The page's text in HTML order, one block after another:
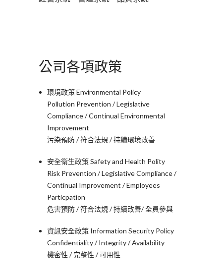
公司各項政策
環境政策 Environmental Policy
Pollution Prevention / Legislative
Compliance / Continual Environmental
Improvement
污染預防 / 符合法規 / 持續環境改善
安全衛生政策 Safety and Health Polity
Risk Prevention / Legislative Compliance /
Continual Improvement / Employees
Particpation
危害預防 / 符合法規 / 持續改善/ 全員參與
資訊安全政策 Information Security Policy
Confidentiality / Integrity / Availability
機密性 / 完整性 / 可用性